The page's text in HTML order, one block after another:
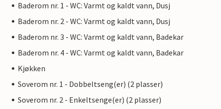
Baderom nr. 1 - WC: Varmt og kaldt vann, Dusj
Baderom nr. 2 - WC: Varmt og kaldt vann, Dusj
Baderom nr. 3 - WC: Varmt og kaldt vann, Badekar
Baderom nr. 4 - WC: Varmt og kaldt vann, Badekar
Kjøkken
Soverom nr. 1 - Dobbeltseng(er) (2 plasser)
Soverom nr. 2 - Enkeltsenge(er) (2 plasser)